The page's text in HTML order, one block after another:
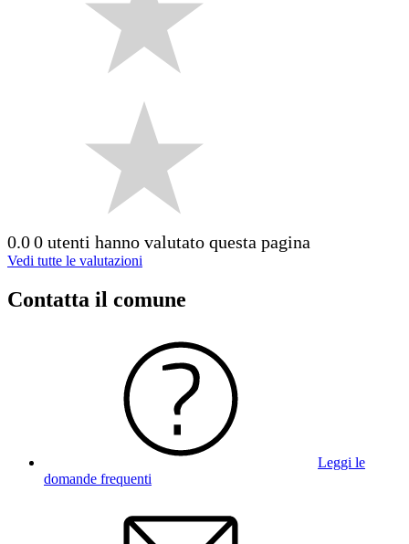
0.00 utenti hanno valutato questa pagina
Vedi tutte le valutazioni
Contatta il comune
Leggi le
domande frequenti